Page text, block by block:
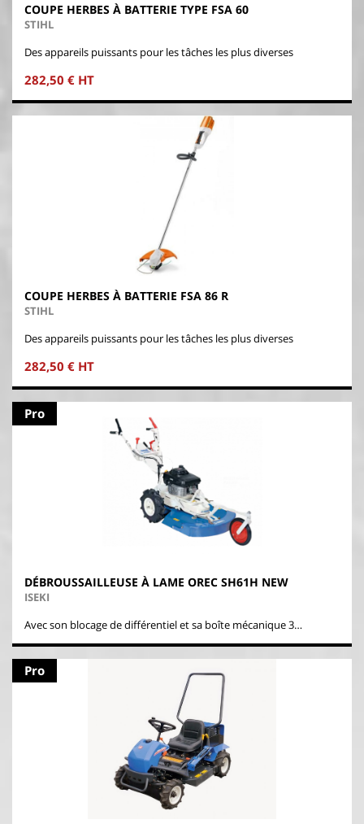
COUPE HERBES À BATTERIE TYPE FSA 60
STIHL
Des appareils puissants pour les tâches les plus diverses
282,50 € HT
COUPE HERBES À BATTERIE FSA 86 R
STIHL
Des appareils puissants pour les tâches les plus diverses
282,50 € HT
Pro
DÉBROUSSAILLEUSE À LAME OREC SH61H NEW
ISEKI
Avec son blocage de différentiel et sa boîte mécanique 3…
Pro